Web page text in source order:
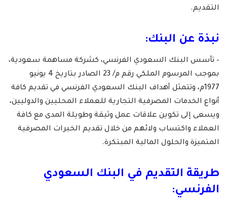
التقديم.
نبذة عن البنك:
– تأسس البنك السعودي الفرنسي، كشركة مساهمة سعودية،
بموجب المرسوم الملكي رقم م/ 23 الصادر بتاريخ 4 يونيو
1977م، وتتمثل أهداف البنك السعودي الفرنسي في تقديم كافة
أنواع الخدمات المصرفية التجارية للعملاء المحليين والدوليين،
ويسعى إلى تكوين علاقات عمل وثيقة وطويلة المدى مع كافة
العملاء واكتساب ولائهم من خلال تقديم الخبرات المصرفية
المتميزة والحلول المالية المبتكرة.
طريقة التقديم في البنك السعودي
الفرنسي: